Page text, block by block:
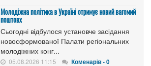
Молодіжна політика в Україні отримує новий вагомий
поштовх
Сьогодні відбулося установче засідання
новосформованої Палати регіональних
молодіжних конг...
05.08.2026 11:15 Коменарів - 0